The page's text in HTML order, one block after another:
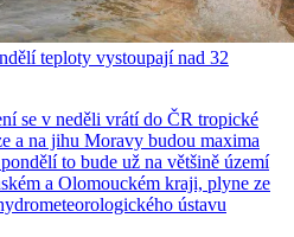
teploty vystoupají nad 32
se v neděli vrátí do ČR tropické
a na jihu Moravy budou maxima
to bude už na většině území
a Olomouckém kraji, plyne ze
ústavu